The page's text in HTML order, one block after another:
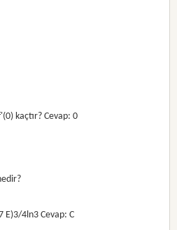
kaçtır? Cevap: 0
E)3/4ln3 Cevap: C